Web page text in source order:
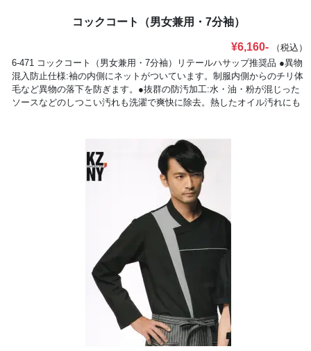
コックコート（男女兼用・7分袖）
¥6,160-
（税込）
6-471 コックコート（男女兼用・7分袖）リテールハサップ推奨品 ●異物
混入防止仕様:袖の内側にネットがついています。制服内側からのチリ体
毛など異物の落下を防ぎます。●抜群の防汚加工:水・油・粉が混じった
ソースなどのしつこい汚れも洗濯で爽快に除去。熱したオイル汚れにも